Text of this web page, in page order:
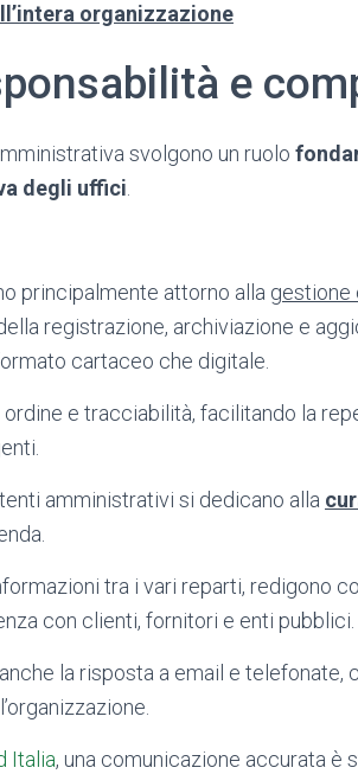
organizzazione
e
svolgono un ruolo
degli uffici
principalmente attorno alla gestione
registrazione, archiviazione e
cartaceo che digitale.
e tracciabilità, facilitando la
amministrativi si dedicano alla
tra i vari reparti, redigono
con clienti, fornitori e enti pubblici.
la risposta a email e telefonate,
Italia, una comunicazione accurata è